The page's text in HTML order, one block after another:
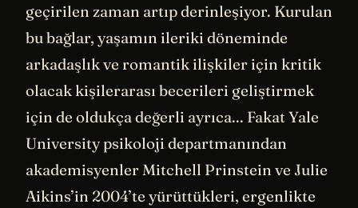
geçirilen zaman artıp derinleşiyor. Kurulan
bu bağlar, yaşamın ileriki döneminde
arkadaşlık ve romantik ilişkiler için kritik
olacak kişilerarası becerileri geliştirmek
için de oldukça değerli ayrıca... Fakat Yale
University psikoloji departmanından
akademisyenler Mitchell Prinstein ve Julie
Aikins’in 2004’te yürüttükleri, ergenlikte